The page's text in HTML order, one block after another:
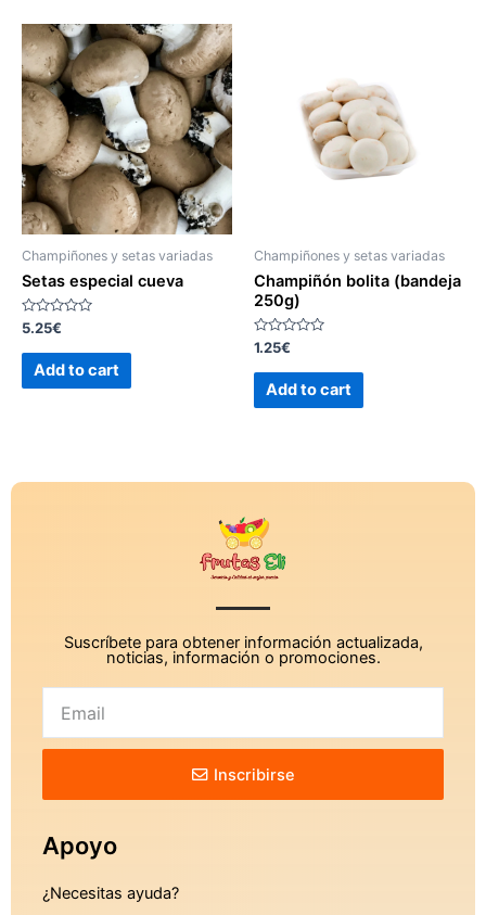
Champiñones y setas variadas
Setas especial cueva
Rated
out
5.25€
Add to cart
Champiñones y setas variadas
Champiñón bolita (bandeja
250g)
Rated
out
1.25€
Add to cart
Suscríbete para obtener información actualizada,
noticias, información o promociones.
Inscribirse
Apoyo
¿Necesitas ayuda?